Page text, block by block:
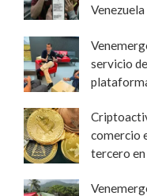
Venezuela
servicio
comercio
tercero